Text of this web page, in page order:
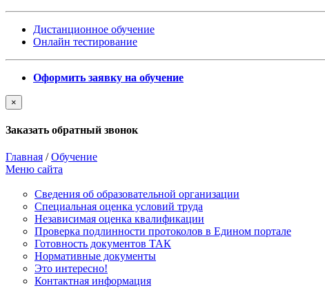
Дистанционное обучение
Онлайн тестирование
Оформить заявку на обучение
×
Заказать обратный звонок
Главная /Обучение
Меню сайта
Сведения об образовательной организации
Cпециальная оценка условий труда
Независимая оценка квалификации
Проверка подлинности протоколов в Едином портале
Готовность документов ТАК
Нормативные документы
Это интересно!
Контактная информация